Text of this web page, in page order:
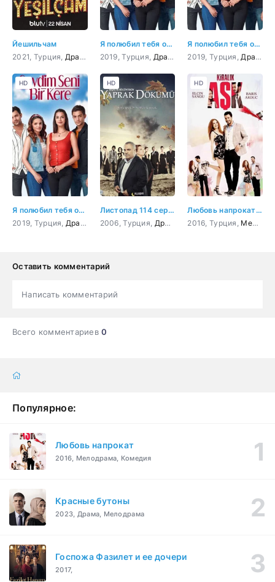
Йешильчам
2021, Турция, Драма Мелодрама ,История
Я полюбил тебя однажды 6 серия
2019, Турция, Драма Мелодрама
Я полюбил тебя однажды 36 серия
2019, Турция, Драма
Я полюбил тебя однажды 1 серия
2019, Турция, Драма Мелодрама
HD
Листопад 114 серия
2006, Турция, Драма
HD
Любовь напрокат 15 серия
2016, Турция, Мелодрама
HD
Оставить комментарий
Написать комментарий
Всего комментариев0
Популярное:
Любовь напрокат
2016, Мелодрама, Комедия
Красные бутоны
2023, Драма, Мелодрама
Госпожа Фазилет и ее дочери
2017,